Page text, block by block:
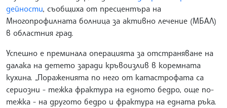
дейности, съобщиха от пресцентъра на
Многопрофилната болница за активно лечение (МБАЛ)
в областния град.
Успешно е преминала операцията за отстраняване на
далака на детето заради кръвоизлив в коремната
кухина. „Пораженията по него от катастрофата са
сериозни - тежка фрактура на едното бедро, още по-
тежка - на другото бедро и фрактура на едната ръка.